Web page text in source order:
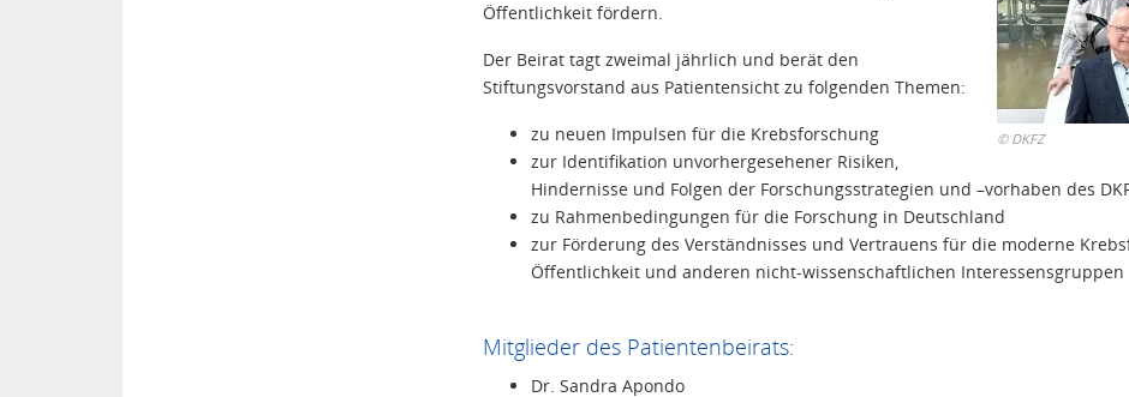
©DKFZ
Öffentlichkeit fördern.
Der Beirat tagt zweimal jährlich und berät den
Stiftungsvorstand aus Patientensicht zu folgenden Themen:
zu neuen Impulsen für die Krebsforschung
zur Identifikation unvorhergesehener Risiken,
Hindernisse und Folgen der Forschungsstrategien und –vorhaben des
zu Rahmenbedingungen für die Forschung in Deutschland
zur Förderung des Verständnisses und Vertrauens für die moderne
Öffentlichkeit und anderen nicht-wissenschaftlichen Interessensgruppen
Mitglieder des Patientenbeirats:
Dr. Sandra Apondo